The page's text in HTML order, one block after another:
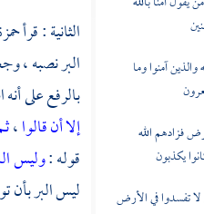
والذين آمنوا وما
فزادهم الله
يكذبون
لا تفسدوا في الأرض
الثانية : قرأ
البر نصبه ،
بالرفع على
إلا أن قالوا،
قوله :وليس
ليس البر